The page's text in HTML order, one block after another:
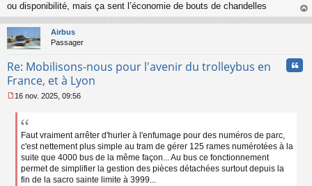
u
ou disponibilité, mais ça sent l’économie de bouts de chandelles
au
Airbus
Passager
Re: Mobilisons-nous pour l'avenir du trolleybus en
France, et à Lyon
e
16 nov. 2025, 09:56
Faut vraiment arrêter d'hurler à l'enfumage pour des numéros de parc,
c'est nettement plus simple au tram de gérer 125 rames numérotées à la
suite que 4000 bus de la même façon... Au bus ce fonctionnement
permet de simplifier la gestion des pièces détachées surtout depuis la
fin de la sacro sainte limite à 3999...